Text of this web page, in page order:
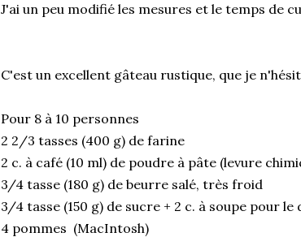
J'ai un peu modifié les mesures et le temps de
C'est un excellent gâteau rustique, que je
Pour 8 à 10 personnes
2 2/3 tasses (400 g) de farine
2 c. à café (10 ml) de poudre à pâte (levure
3/4 tasse (180 g) de beurre salé, très froid
3/4 tasse (150 g) de sucre + 2 c. à soupe pour le
4 pommes (MacIntosh)